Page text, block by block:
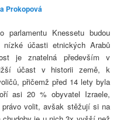
Prokopová
Knessetu budou
nízké účasti etnických Arabů
je znatelná především v
účast v historii země, k
přičemž před 14 lety byla
asi 20 % obyvatel Izraele,
volit, avšak stěžují si na